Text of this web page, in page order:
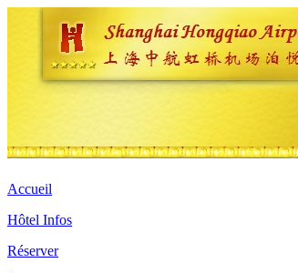
Accueil
Hôtel Infos
Réserver